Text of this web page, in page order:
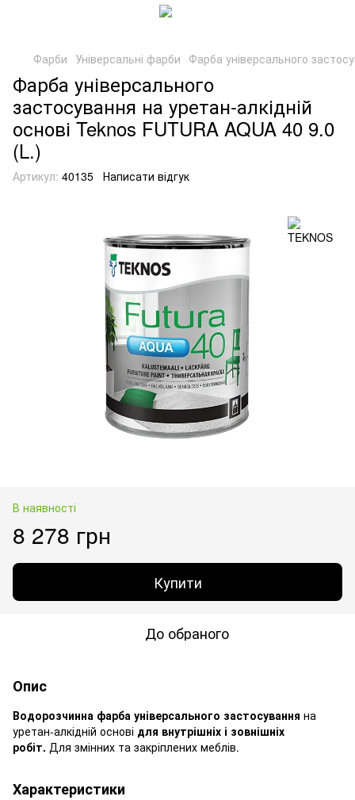
Фарби Універсальні фарби Фарба універсального
Фарба універсального
застосування на уретан-алкідній
основі Teknos FUTURA AQUA 40 9.0
(L.)
Артикул: 40135 Написати відгук
В наявності
8 278 грн
Купити
До обраного
Опис
Водорозчинна фарба універсального застосування на
уретан-алкідній основі для внутрішніх і зовнішніх
робіт. Для змінних та закріплених меблів.
Характеристики